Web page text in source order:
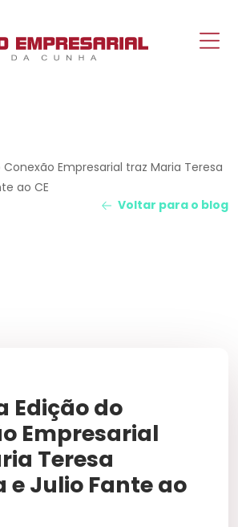
Empresarial traz Maria Teresa
ao CE
Voltar para o blog
Edição do
Empresarial
Teresa
e Julio Fante ao